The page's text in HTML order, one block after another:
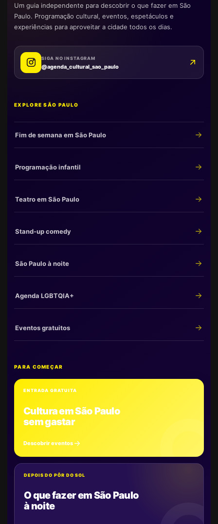
Um guia independente para descobrir o que fazer em São
Paulo. Programação cultural, eventos, espetáculos e
experiências para aproveitar a cidade todos os dias.
SIGA NO INSTAGRAM
@agenda_cultural_sao_paulo
EXPLORE SÃO PAULO
Fim de semana em São Paulo
Programação infantil
Teatro em São Paulo
Stand-up comedy
São Paulo à noite
Agenda LGBTQIA+
Eventos gratuitos
PARA COMEÇAR
ENTRADA GRATUITA
Cultura em São Paulo
sem gastar
Descobrir eventos
DEPOIS DO PÔR DO SOL
O que fazer em São Paulo
à noite